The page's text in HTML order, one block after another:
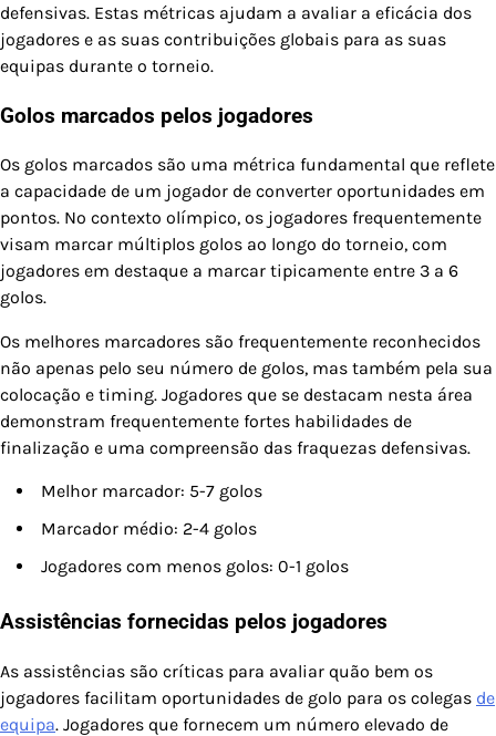
defensivas. Estas métricas ajudam a avaliar a eficácia dos
jogadores e as suas contribuições globais para as suas
equipas durante o torneio.
Golos marcados pelos jogadores
Os golos marcados são uma métrica fundamental que reflete
a capacidade de um jogador de converter oportunidades em
pontos. No contexto olímpico, os jogadores frequentemente
visam marcar múltiplos golos ao longo do torneio, com
jogadores em destaque a marcar tipicamente entre 3 a 6
golos.
Os melhores marcadores são frequentemente reconhecidos
não apenas pelo seu número de golos, mas também pela sua
colocação e timing. Jogadores que se destacam nesta área
demonstram frequentemente fortes habilidades de
finalização e uma compreensão das fraquezas defensivas.
Melhor marcador: 5-7 golos
Marcador médio: 2-4 golos
Jogadores com menos golos: 0-1 golos
Assistências fornecidas pelos jogadores
As assistências são críticas para avaliar quão bem os
jogadores facilitam oportunidades de golo para os colegas de
equipa. Jogadores que fornecem um número elevado de